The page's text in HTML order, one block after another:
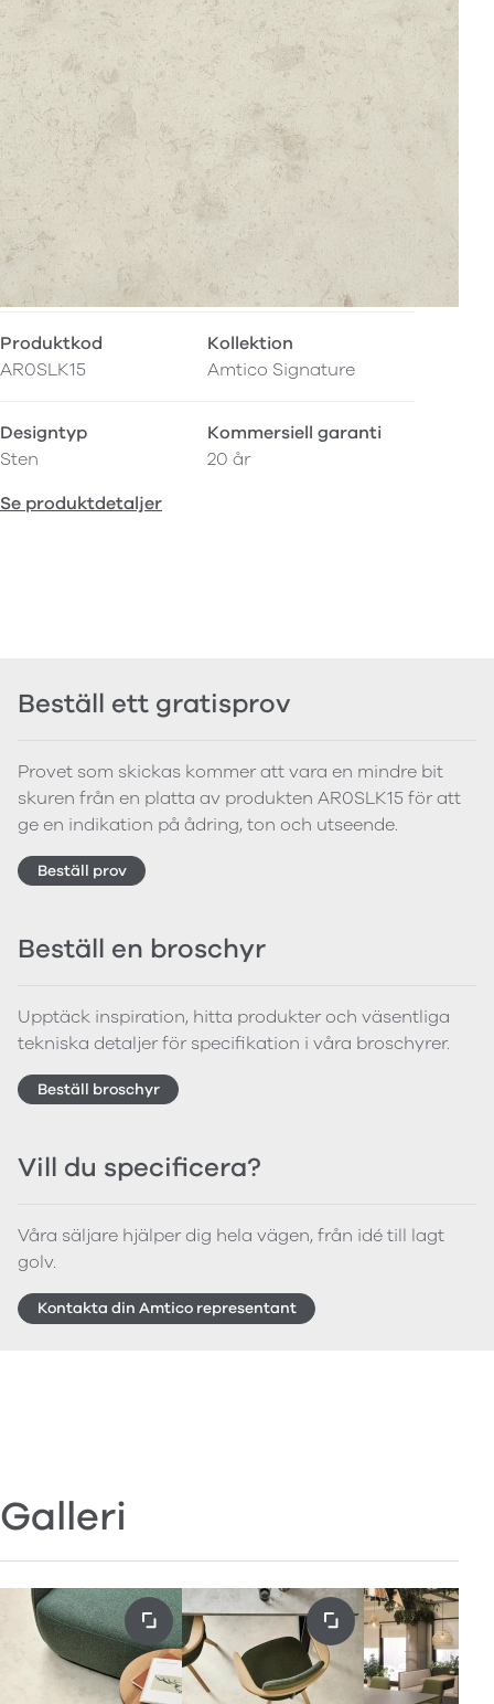
Produktkod
AR0SLK15
Kollektion
Amtico Signature
Designtyp
Sten
Kommersiell garanti
20 år
Se produktdetaljer
Beställ ett gratisprov
Provet som skickas kommer att vara en mindre bit
skuren från en platta av produkten AR0SLK15 för att
ge en indikation på ådring, ton och utseende.
Beställ prov
Beställ en broschyr
Upptäck inspiration, hitta produkter och väsentliga
tekniska detaljer för specifikation i våra broschyrer.
Beställ broschyr
Vill du specificera?
Våra säljare hjälper dig hela vägen, från idé till lagt
golv.
Kontakta din Amtico representant
Galleri